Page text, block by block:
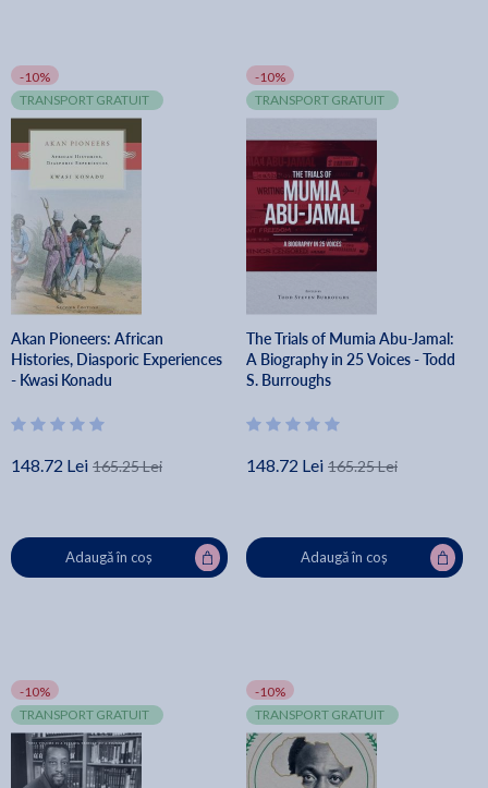
-10%
TRANSPORT GRATUIT
Akan Pioneers: African
Histories, Diasporic Experiences
- Kwasi Konadu
148.72 Lei 165.25 Lei
Adaugă în coș
-10%
TRANSPORT GRATUIT
The Trials of Mumia Abu-Jamal:
A Biography in 25 Voices - Todd
S. Burroughs
148.72 Lei 165.25 Lei
Adaugă în coș
-10%
TRANSPORT GRATUIT
-10%
TRANSPORT GRATUIT